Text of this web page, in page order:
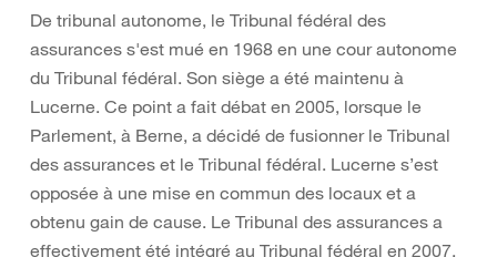
De tribunal autonome, le Tribunal fédéral des
assurances s'est mué en 1968 en une cour autonome
du Tribunal fédéral. Son siège a été maintenu à
Lucerne. Ce point a fait débat en 2005, lorsque le
Parlement, à Berne, a décidé de fusionner le Tribunal
des assurances et le Tribunal fédéral. Lucerne s’est
opposée à une mise en commun des locaux et a
obtenu gain de cause. Le Tribunal des assurances a
effectivement été intégré au Tribunal fédéral en 2007,